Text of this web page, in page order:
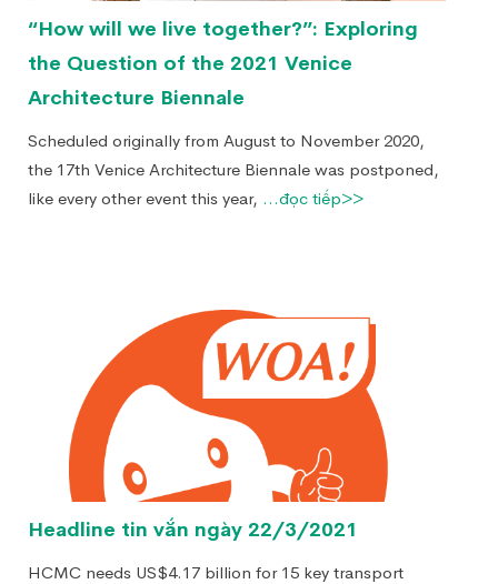
“How will we live together?”: Exploring
the Question of the 2021 Venice
Architecture Biennale
Scheduled originally from August to November 2020,
the 17th Venice Architecture Biennale was postponed,
like every other event this year, ...đọc tiếp>>
Headline tin vắn ngày 22/3/2021
HCMC needs US$4.17 billion for 15 key transport